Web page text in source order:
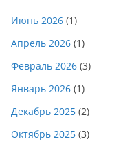
Июнь 2026 (1)
Апрель 2026 (1)
Февраль 2026 (3)
Январь 2026 (1)
Декабрь 2025 (2)
Октябрь 2025 (3)